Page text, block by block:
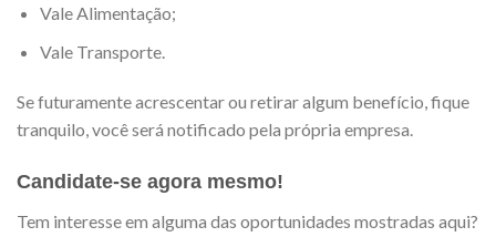
Vale Alimentação;
Vale Transporte.
Se futuramente acrescentar ou retirar algum benefício, fique
tranquilo, você será notificado pela própria empresa.
Candidate-se agora mesmo!
Tem interesse em alguma das oportunidades mostradas aqui?